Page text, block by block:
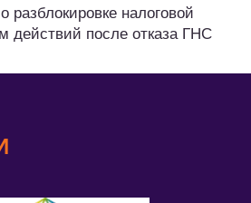
разблокировке налоговой
действий после отказа ГНС